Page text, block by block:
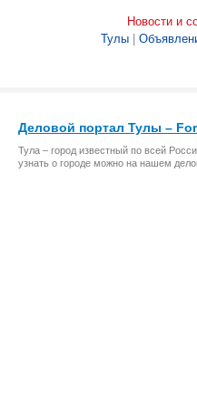
Новости и
Тулы
Деловой портал Тулы –
Тула – город известный по всей
узнать о городе можно на нашем